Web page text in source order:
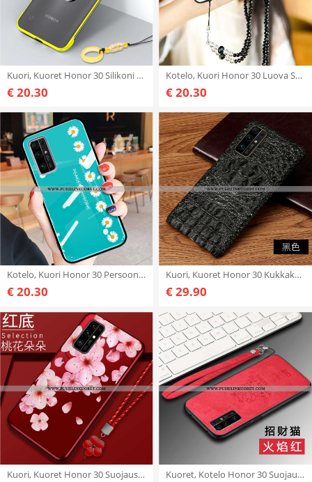
Kuori, Kuoret Honor 30 Silikoni Suojaus Puhelimen Läpinäkyvä Murtumaton Keltaiset
€ 20.30
Kotelo, Kuori Honor 30 Luova Suuntaus Murtumaton Net Red Silikoni Valkoinen
€ 20.30
Kotelo, Kuori Honor 30 Persoonallisuus Luova Suuntaus Lasi Ultra Sininen
€ 20.30
Kuori, Kuoret Honor 30 Kukkakuvio Suojaus Krokotiili Kotelo Aito Nahka Mustat
€ 29.90
Kuori, Kuoret Honor 30 Suojaus Puhelimen Kuori Kotelo Punainen Kuoret, Kotelo Honor 30 Suojaus Nahkakuori Puhelimen Murtumaton Sarjakuva Punainen